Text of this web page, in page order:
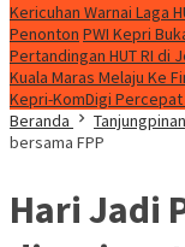
Kericuhan Warnai Laga
Penonton PWI Kepri
Pertandingan HUT RI di
Kuala Maras Melaju Ke
Kepri-KomDigi
Beranda
bersama FPP
Hari Jadi